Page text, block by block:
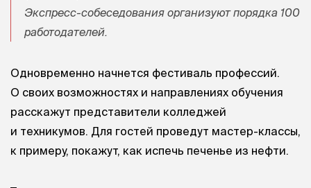
Экспресс-собеседования организуют порядка 100
работодателей.
Одновременно начнется фестиваль профессий.
О своих возможностях и направлениях обучения
расскажут представители колледжей
и техникумов. Для гостей проведут мастер-классы,
к примеру, покажут, как испечь печенье из нефти.